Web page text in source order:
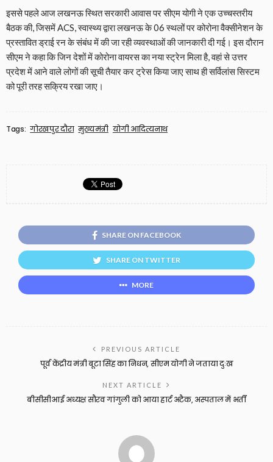
इससे पहले आज लखनऊ स्थित सरकारी आवास पर सीएम योगी ने एक उच्चस्तरीय
बैठक की, जिसमें ACS, स्वास्थ्य द्वारा लखनऊ के 06 स्थलों पर कोरोना वैक्सीनेशन के
प्रस्तावित ड्राई रन के संबंध में की जा रही व्यवस्थाओं की जानकारी दी गई। इस दौरान
सीएम ने कहा कि जिन देशों में कोरोना वायरस का नया स्ट्रेन मिला है, वहां से उत्तर
प्रदेश में आने वाले लोगों की सूची तैयार कर ट्रेस किया जाए साथ ही सर्विलांस सिस्टम
को पूरी तरह सक्रिय रखा जाए।
Tags: गोरखपुर दौरा मुख्यमंत्री योगी आदित्यनाथ
SHARE ON FACEBOOK
SHARE ON TWITTER
MORE
PREVIOUS ARTICLE
पूर्व केंद्रीय मंत्री बूटा सिंह का निधन, सीएम योगी ने जताया दुःख
NEXT ARTICLE
बीसीसीआई अध्यक्ष सौरव गांगुली को आया हार्ट अटैक, अस्पताल में भर्ती